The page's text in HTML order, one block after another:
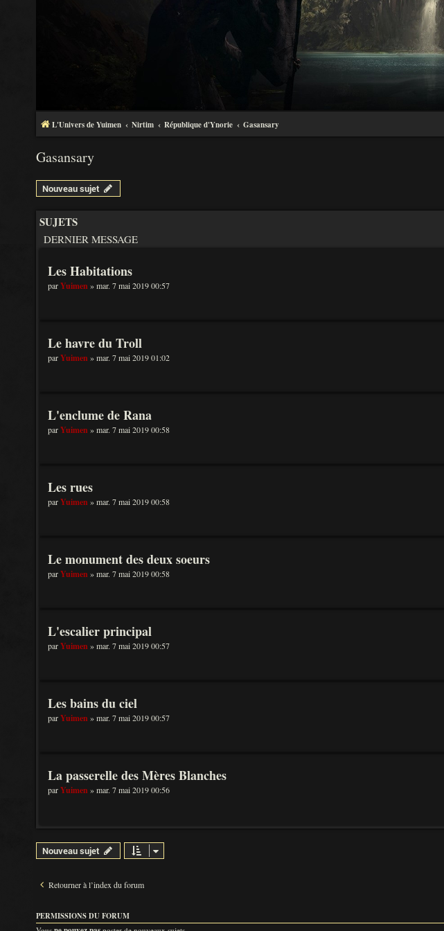
L'Univers de Yuimen Nirtim République d'Ynorie Gasansary
Gasansary
Nouveau sujet
SUJETS
DERNIER MESSAGE
Les Habitations
parYuimen» mar. 7 mai 2019 00:57
Le havre du Troll
parYuimen» mar. 7 mai 2019 01:02
L'enclume de Rana
parYuimen» mar. 7 mai 2019 00:58
Les rues
parYuimen» mar. 7 mai 2019 00:58
Le monument des deux soeurs
parYuimen» mar. 7 mai 2019 00:58
L'escalier principal
parYuimen» mar. 7 mai 2019 00:57
Les bains du ciel
parYuimen» mar. 7 mai 2019 00:57
La passerelle des Mères Blanches
parYuimen» mar. 7 mai 2019 00:56
Nouveau sujet
Retourner à l’index du forum
PERMISSIONS DU FORUM